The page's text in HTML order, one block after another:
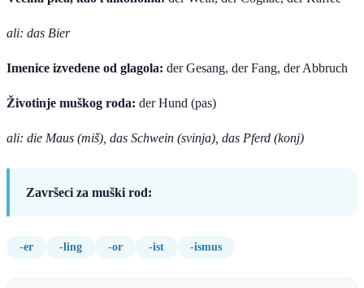
ali: das Bier
Imenice izvedene od glagola: der Gesang, der Fang, der Abbruch
Životinje muškog roda: der Hund (pas)
ali: die Maus (miš), das Schwein (svinja), das Pferd (konj)
Završeci za muški rod:
-er -ling -or -ist -ismus